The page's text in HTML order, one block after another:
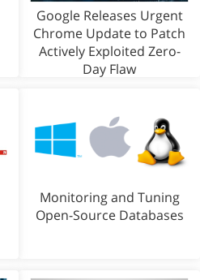
Google Releases Urgent
Chrome Update to Patch
Actively Exploited Zero-
Day Flaw
Monitoring and Tuning
Open-Source Databases